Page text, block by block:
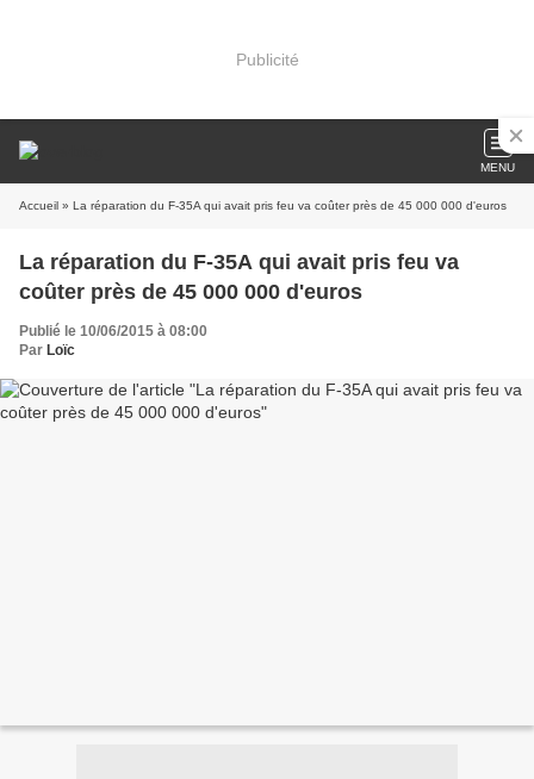
Publicité
MENU
Accueil » La réparation du F-35A qui avait pris feu va coûter près de 45 000 000 d'euros
La réparation du F-35A qui avait pris feu va
coûter près de 45 000 000 d'euros
Publié le 10/06/2015 à 08:00
Par Loïc